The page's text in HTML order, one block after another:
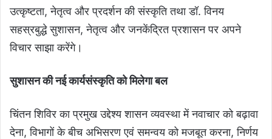
उत्कृष्टता, नेतृत्व और प्रदर्शन की संस्कृति तथा डॉ. विनय
सहस्रबुद्धे सुशासन, नेतृत्व और जनकेंद्रित प्रशासन पर अपने
विचार साझा करेंगे।
सुशासन की नई कार्यसंस्कृति को मिलेगा बल
चिंतन शिविर का प्रमुख उद्देश्य शासन व्यवस्था में नवाचार को बढ़ावा
देना, विभागों के बीच अभिसरण एवं समन्वय को मजबूत करना, निर्णय